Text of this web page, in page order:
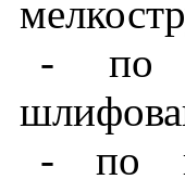
- по
- по